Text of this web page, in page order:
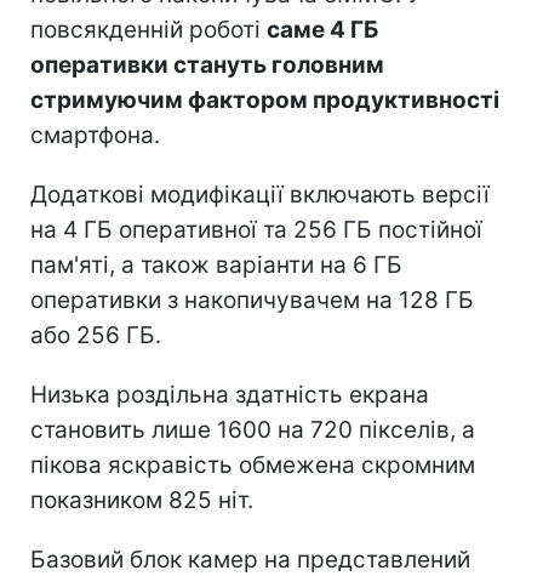
повсякденній роботі саме 4 ГБ
оперативки стануть головним
стримуючим фактором продуктивності
смартфона.
Додаткові модифікації включають версії
на 4 ГБ оперативної та 256 ГБ постійної
пам'яті, а також варіанти на 6 ГБ
оперативки з накопичувачем на 128 ГБ
або 256 ГБ.
Низька роздільна здатність екрана
становить лише 1600 на 720 пікселів, а
пікова яскравість обмежена скромним
показником 825 ніт.
Базовий блок камер на представлений